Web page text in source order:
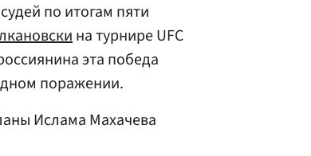
по итогам пяти
на турнире UFC
эта победа
поражении.
Ислама Махачева